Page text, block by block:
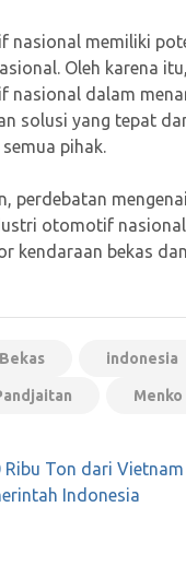
memiliki
Oleh karena
dalam
solusi yang tepat
pihak.
perdebatan
otomotif
kendaraan bekas
indonesia
Ribu Ton dari
Indonesia